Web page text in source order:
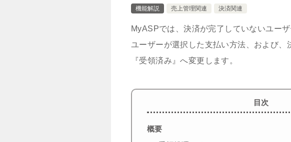
機能解説
売上管理関連 決済関連
MyASPでは、決済が完了していないユー
ユーザーが選択した支払い方法、および
『受領済み』へ変更します。
目次
概要